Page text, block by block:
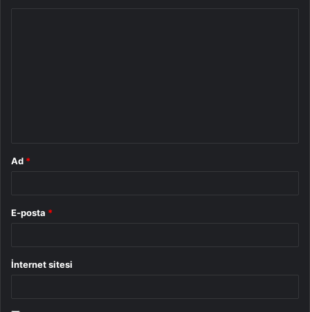
Ad *
E-posta *
İnternet sitesi